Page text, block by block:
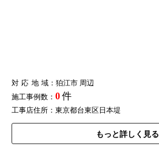
対応地域：狛江市 周辺
施工事例数： 0件
工事店住所：東京都台東区日本堤
もっと詳しく見る